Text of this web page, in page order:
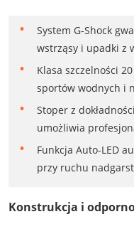
System G-Shock
wstrząsy i upadki z
Klasa szczelności
sportów wodnych i
Stoper z
umożliwia
Funkcja Auto-LED
przy ruchu
Konstrukcja i